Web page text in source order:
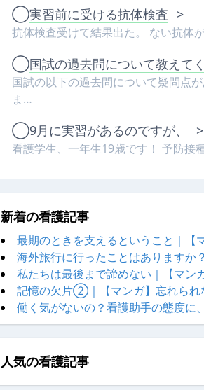
◯実習前に受ける抗体検査 >
抗体検査受けて結果出た。 ない抗体
◯国試の過去問について教えて
国試の以下の過去問について疑問点
ま…
◯9月に実習があるのですが、 >
看護学生、一年生19歳です！ 予防接
新着の看護記事
最期のときを支えるということ｜【
海外旅行に行ったことはありますか
私たちは最後まで諦めない｜【マン
記憶の欠片②｜【マンガ】忘れられ
働く気がないの？看護助手の態度に
人気の看護記事